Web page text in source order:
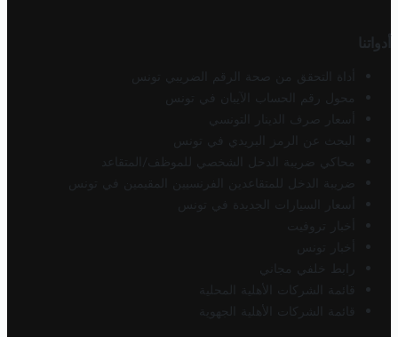
أدواتنا
أداة التحقق من صحة الرقم الضريبي تونس
محول رقم الحساب الآيبان في تونس
أسعار صرف الدينار التونسي
البحث عن الرمز البريدي في تونس
محاكي ضريبة الدخل الشخصي للموظف/المتقاعد
ضريبة الدخل للمتقاعدين الفرنسيين المقيمين في تونس
أسعار السيارات الجديدة في تونس
أخبار تروفيت
أخبار تونس
رابط خلفي مجاني
قائمة الشركات الأهلية المحلية
قائمة الشركات الأهلية الجهوية